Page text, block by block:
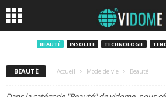
BEAUTÉ INSOLITE TECHNOLOGIE
BEAUTÉ Accueil Mode de vie Beauté